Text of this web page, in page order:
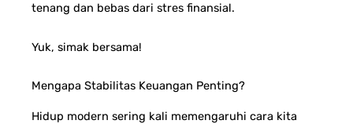
tenang dan bebas dari stres finansial.
Yuk, simak bersama!
Mengapa Stabilitas Keuangan Penting?
Hidup modern sering kali memengaruhi cara kita